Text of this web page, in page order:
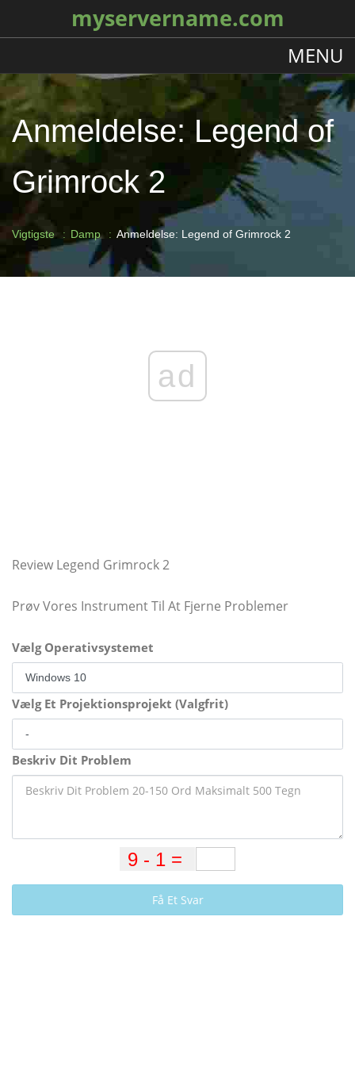
myservername.com
MENU
Anmeldelse: Legend of
Grimrock 2
Vigtigste Damp Anmeldelse: Legend of Grimrock 2
ad
Review Legend Grimrock 2
Prøv Vores Instrument Til At Fjerne Problemer
Vælg Operativsystemet
Vælg Et Projektionsprojekt (Valgfrit)
Beskriv Dit Problem
Få Et Svar